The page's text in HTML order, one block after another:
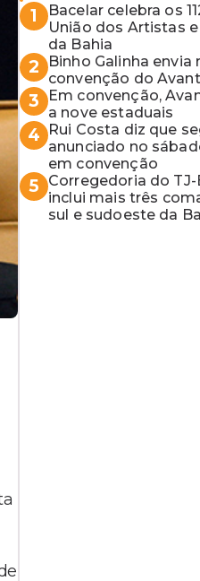
1
Bacelar celebra os
União dos Artistas
da Bahia
2
Binho Galinha
convenção do
3
Em convenção,
a nove estaduais
4
Rui Costa diz que
anunciado no
em convenção
5
Corregedoria do
inclui mais três
sul e sudoeste da